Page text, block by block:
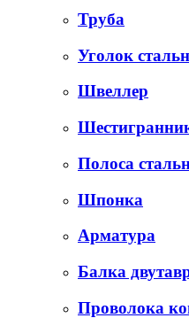
Труба
Уголок
Швеллер
Полоса
Шпонка
Арматура
Балка
Проволока